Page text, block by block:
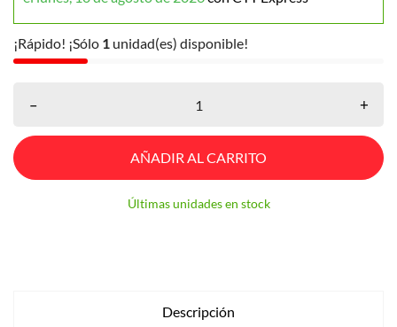
¡Rápido! ¡Sólo 1 unidad(es) disponible!
– +
AÑADIR AL CARRITO
Últimas unidades en stock
Descripción